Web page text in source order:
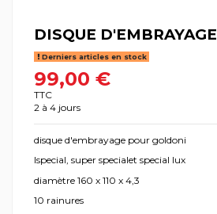
DISQUE D'EMBRAYAGE
Derniers articles en stock
99,00 €
TTC
2 à 4 jours
disque d'embrayage pour goldoni
lspecial, super specialet special lux
diamètre 160 x 110 x 4,3
10 rainures